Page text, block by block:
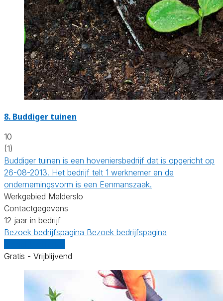
8. Buddiger tuinen
10
(1)
Buddiger tuinen is een hoveniersbedrijf dat is opgericht op
26-08-2013. Het bedrijf telt 1 werknemer en de
ondernemingsvorm is een Eenmanszaak.
Werkgebied Melderslo
Contactgegevens
12 jaar in bedrijf
Bezoek bedrijfspagina Bezoek bedrijfspagina
Gratis - Vrijblijvend